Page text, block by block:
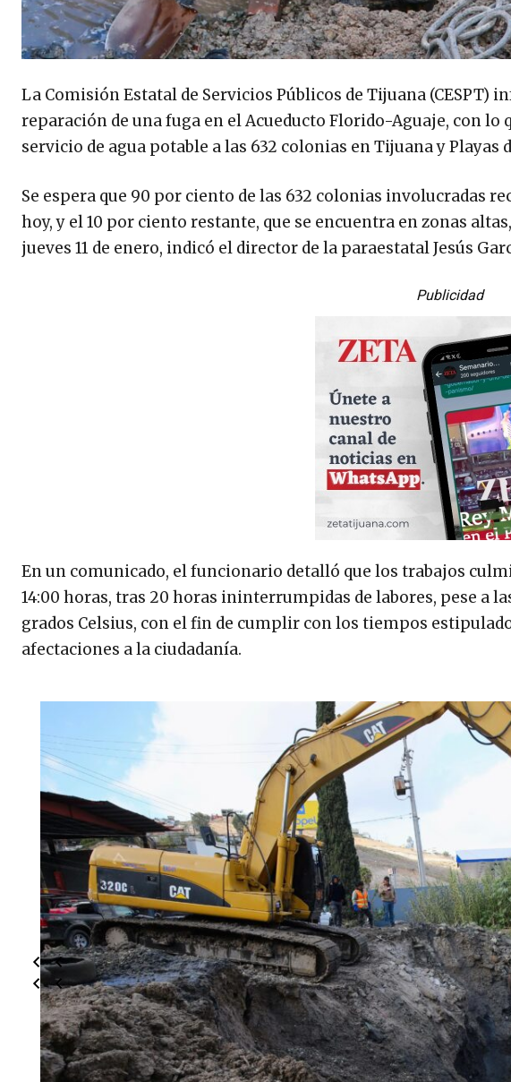
La Comisión Estatal de Servicios Públicos de Tijuana (CESPT)
reparación de una fuga en el Acueducto Florido-Aguaje, con
servicio de agua potable a las 632 colonias en Tijuana y Playas
Se espera que 90 por ciento de las 632 colonias involucradas
hoy, y el 10 por ciento restante, que se encuentra en zonas
jueves 11 de enero, indicó el director de la paraestatal Jesús
Publicidad
En un comunicado, el funcionario detalló que los trabajos
14:00 horas, tras 20 horas ininterrumpidas de labores, pese a
grados Celsius, con el fin de cumplir con los tiempos
afectaciones a la ciudadanía.